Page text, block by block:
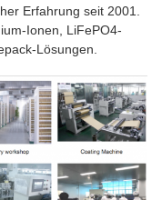
Erfahrung seit 2001.
Ionen, LiFePO4-
Lösungen.